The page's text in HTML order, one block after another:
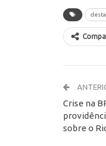
Crise na
sobre o